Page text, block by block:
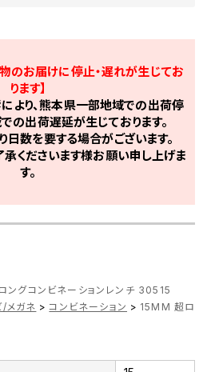
のお届けに停止・遅れが生じてお
ります】
より、熊本県一部地域での出荷停
の出荷遅延が生じております。
数を要する場合がございます。
くださいます様お願い申し上げま
す。
ングコンビネーションレンチ 30515
/メガネ > コンビネーション > 15MM 超ロン